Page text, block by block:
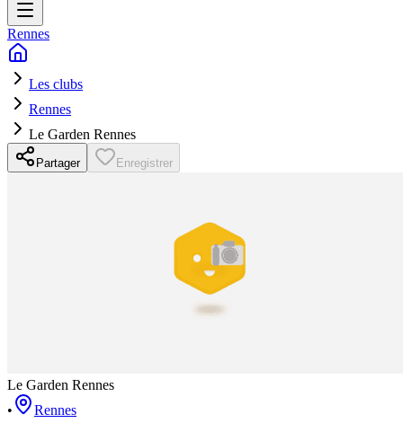
Rennes
Les clubs
Rennes
Le Garden Rennes
Partager Enregistrer
Le Garden Rennes
•
Rennes